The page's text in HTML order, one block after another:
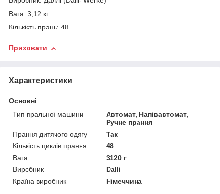
Вага: 3,12 кг
Кількість прань: 48
Приховати
Характеристики
Основні
Тип пральної машини
Автомат, Напівавтомат,
Ручне прання
Прання дитячого одягу
Так
Кількість циклів прання
48
Вага
3120 г
Виробник
Dalli
Країна виробник
Німеччина